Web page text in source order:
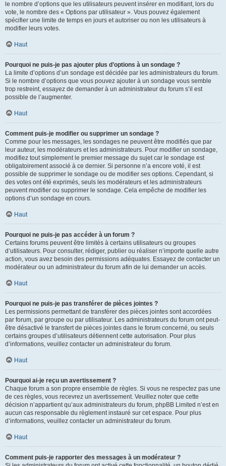
le nombre d’options que les utilisateurs peuvent insérer en modifiant, lors du
vote, le nombre des « Options par utilisateur ». Vous pouvez également
spécifier une limite de temps en jours et autoriser ou non les utilisateurs à
modifier leurs votes.
Haut
Pourquoi ne puis-je pas ajouter plus d’options à un sondage ?
La limite d’options d’un sondage est décidée par les administrateurs du forum.
Si le nombre d’options que vous pouvez ajouter à un sondage vous semble
trop restreint, essayez de demander à un administrateur du forum s’il est
possible de l’augmenter.
Haut
Comment puis-je modifier ou supprimer un sondage ?
Comme pour les messages, les sondages ne peuvent être modifiés que par
leur auteur, les modérateurs et les administrateurs. Pour modifier un sondage,
modifiez tout simplement le premier message du sujet car le sondage est
obligatoirement associé à ce dernier. Si personne n’a encore voté, il est
possible de supprimer le sondage ou de modifier ses options. Cependant, si
des votes ont été exprimés, seuls les modérateurs et les administrateurs
peuvent modifier ou supprimer le sondage. Cela empêche de modifier les
options d’un sondage en cours.
Haut
Pourquoi ne puis-je pas accéder à un forum ?
Certains forums peuvent être limités à certains utilisateurs ou groupes
d’utilisateurs. Pour consulter, rédiger, publier ou réaliser n’importe quelle autre
action, vous avez besoin des permissions adéquates. Essayez de contacter un
modérateur ou un administrateur du forum afin de lui demander un accès.
Haut
Pourquoi ne puis-je pas transférer de pièces jointes ?
Les permissions permettant de transférer des pièces jointes sont accordées
par forum, par groupe ou par utilisateur. Les administrateurs du forum ont peut-
être désactivé le transfert de pièces jointes dans le forum concerné, ou seuls
certains groupes d’utilisateurs détiennent cette autorisation. Pour plus
d’informations, veuillez contacter un administrateur du forum.
Haut
Pourquoi ai-je reçu un avertissement ?
Chaque forum a son propre ensemble de règles. Si vous ne respectez pas une
de ces règles, vous recevrez un avertissement. Veuillez noter que cette
décision n’appartient qu’aux administrateurs du forum, phpBB Limited n’est en
aucun cas responsable du règlement instauré sur cet espace. Pour plus
d’informations, veuillez contacter un administrateur du forum.
Haut
Comment puis-je rapporter des messages à un modérateur ?